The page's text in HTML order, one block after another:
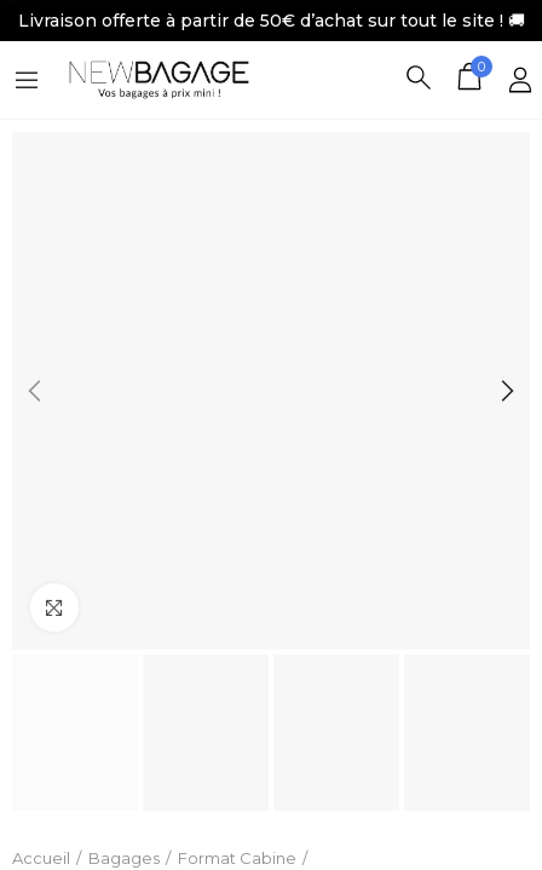
Livraison offerte à partir de 50€ d’achat sur tout le site ! 🚚
0
Accueil Bagages
Format Cabine